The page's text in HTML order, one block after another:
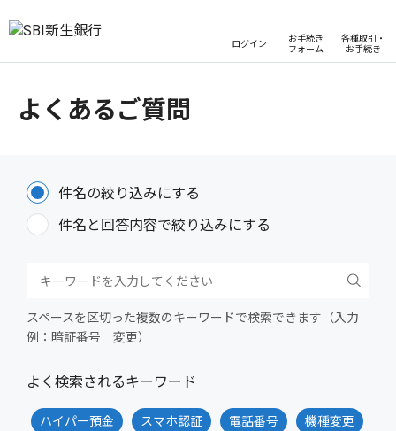
ログイン
お手続き
フォーム
各種取引・
お手続き
よくあるご質問
件名の絞り込みにする
件名と回答内容で絞り込みにする
スペースを区切った複数のキーワードで検索できます（入力
例：暗証番号 変更）
よく検索されるキーワード
ハイパー預金 スマホ認証 電話番号 機種変更